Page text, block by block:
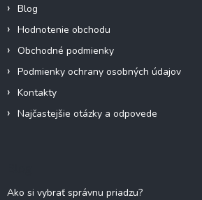
s
u
Blog
Hodnotenie obchodu
Obchodné podmienky
Podmienky ochrany osobných údajov
Kontakty
Najčastejšie otázky a odpovede
Ako si vybrať správnu priadzu?